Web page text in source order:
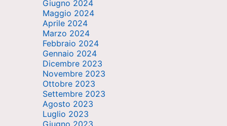
Giugno 2024
Maggio 2024
Aprile 2024
Marzo 2024
Febbraio 2024
Gennaio 2024
Dicembre 2023
Novembre 2023
Ottobre 2023
Settembre 2023
Agosto 2023
Luglio 2023
Giugno 2023